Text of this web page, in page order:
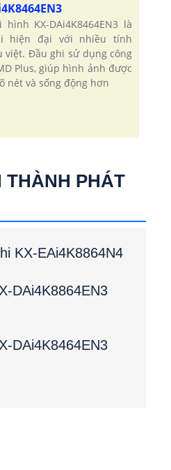
KX-DAi4K8464EN3 là
hiện đại với nhiều tính
việt. Đầu ghi sử dụng công
Plus, giúp hình ảnh được
nét và sống động hơn
THÀNH PHÁT
KX-EAi4K8864N4
DAi4K8864EN3
DAi4K8464EN3